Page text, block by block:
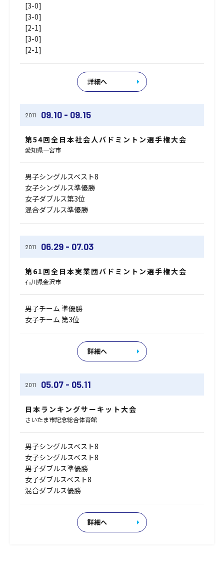
[3-0]
[3-0]
[2-1]
[3-0]
[2-1]
詳細へ
09.10 - 09.15
2011
第54回全日本社会人バドミントン選手権大会
愛知県一宮市
男子シングルスベスト8
女子シングルス準優勝
女子ダブルス第3位
混合ダブルス準優勝
06.29 - 07.03
2011
第61回全日本実業団バドミントン選手権大会
石川県金沢市
男子チーム 準優勝
女子チーム 第3位
詳細へ
05.07 - 05.11
2011
日本ランキングサーキット大会
さいたま市記念総合体育館
男子シングルスベスト8
女子シングルスベスト8
男子ダブルス準優勝
女子ダブルスベスト8
混合ダブルス優勝
詳細へ